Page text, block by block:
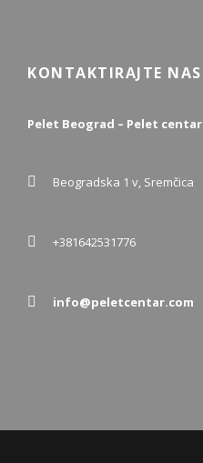
KONTAKTIRAJTE NAS
Pelet Beograd – Pelet centar
Beogradska 1 v, Sremčica
+381642531776
info@peletcentar.com